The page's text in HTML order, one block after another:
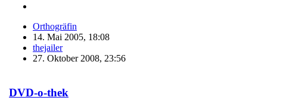
Orthogräfin
14. Mai 2005, 18:08
thejailer
27. Oktober 2008, 23:56
DVD-o-thek